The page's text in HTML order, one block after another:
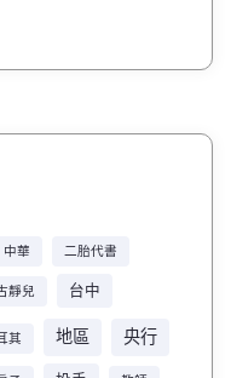
中華 二胎代書
靜兒 台中
其 地區 央行